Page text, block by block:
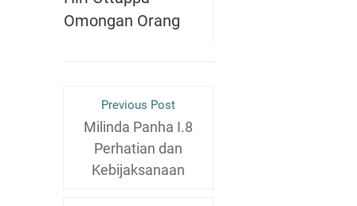
Omongan Orang
Previous Post
Milinda Panha I.8
Perhatian dan
Kebijaksanaan